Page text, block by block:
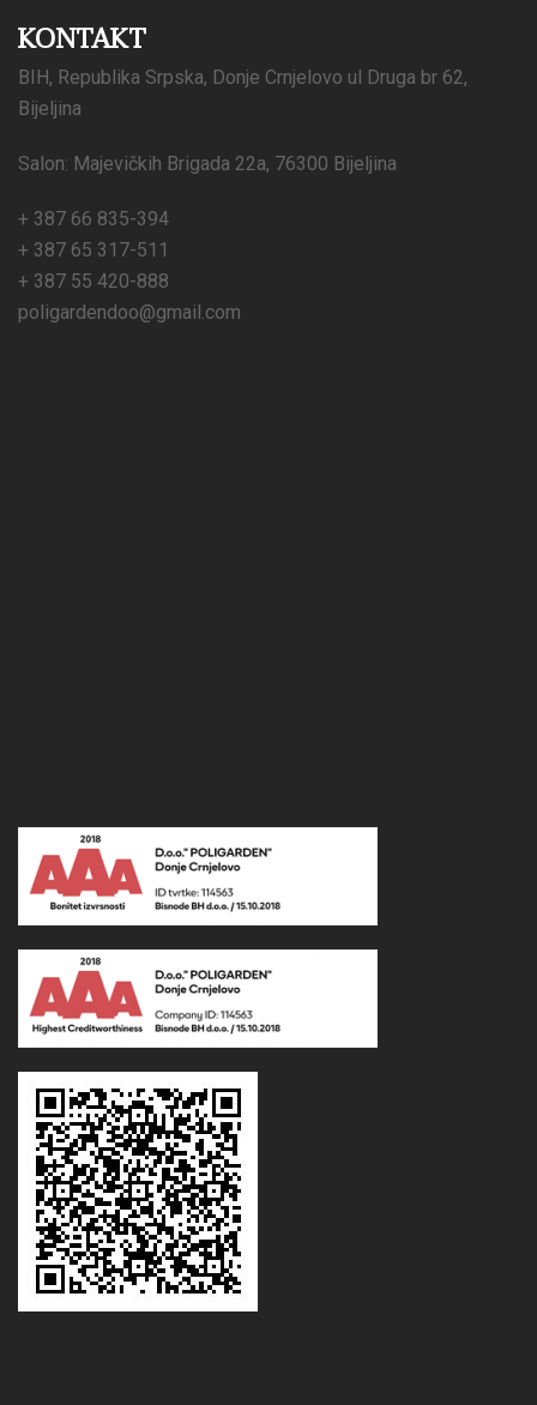
KONTAKT
BIH, Republika Srpska, Donje Crnjelovo ul Druga br 62,
Bijeljina
Salon: Majevičkih Brigada 22a, 76300 Bijeljina
+ 387 66 835-394
+ 387 65 317-511
+ 387 55 420-888
poligardendoo@gmail.com